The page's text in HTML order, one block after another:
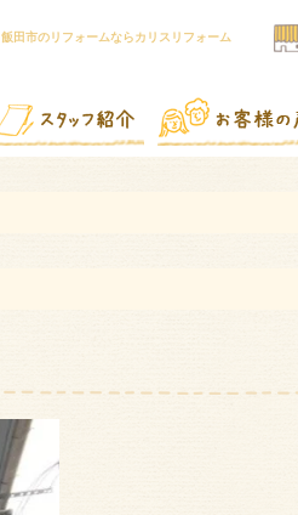
飯田市のリフォームならカリスリフォーム